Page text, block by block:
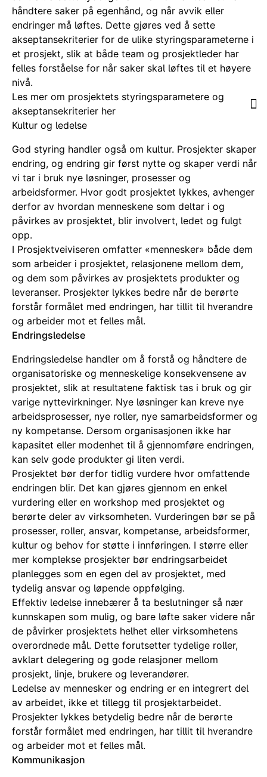
håndtere saker på egenhånd, og når avvik eller
endringer må løftes. Dette gjøres ved å sette
akseptansekriterier for de ulike styringsparameterne i
et prosjekt, slik at både team og prosjektleder har
felles forståelse for når saker skal løftes til et høyere
nivå.
Les mer om prosjektets styringsparametere og
akseptansekriterier her
Kultur og ledelse
God styring handler også om kultur. Prosjekter skaper
endring, og endring gir først nytte og skaper verdi når
vi tar i bruk nye løsninger, prosesser og
arbeidsformer. Hvor godt prosjektet lykkes, avhenger
derfor av hvordan menneskene som deltar i og
påvirkes av prosjektet, blir involvert, ledet og fulgt
opp.
I Prosjektveiviseren omfatter «mennesker» både dem
som arbeider i prosjektet, relasjonene mellom dem,
og dem som påvirkes av prosjektets produkter og
leveranser. Prosjekter lykkes bedre når de berørte
forstår formålet med endringen, har tillit til hverandre
og arbeider mot et felles mål.
Endringsledelse
Endringsledelse handler om å forstå og håndtere de
organisatoriske og menneskelige konsekvensene av
prosjektet, slik at resultatene faktisk tas i bruk og gir
varige nyttevirkninger. Nye løsninger kan kreve nye
arbeidsprosesser, nye roller, nye samarbeidsformer og
ny kompetanse. Dersom organisasjonen ikke har
kapasitet eller modenhet til å gjennomføre endringen,
kan selv gode produkter gi liten verdi.
Prosjektet bør derfor tidlig vurdere hvor omfattende
endringen blir. Det kan gjøres gjennom en enkel
vurdering eller en workshop med prosjektet og
berørte deler av virksomheten. Vurderingen bør se på
prosesser, roller, ansvar, kompetanse, arbeidsformer,
kultur og behov for støtte i innføringen. I større eller
mer komplekse prosjekter bør endringsarbeidet
planlegges som en egen del av prosjektet, med
tydelig ansvar og løpende oppfølging.
Effektiv ledelse innebærer å ta beslutninger så nær
kunnskapen som mulig, og bare løfte saker videre når
de påvirker prosjektets helhet eller virksomhetens
overordnede mål. Dette forutsetter tydelige roller,
avklart delegering og gode relasjoner mellom
prosjekt, linje, brukere og leverandører.
Ledelse av mennesker og endring er en integrert del
av arbeidet, ikke et tillegg til prosjektarbeidet.
Prosjekter lykkes betydelig bedre når de berørte
forstår formålet med endringen, har tillit til hverandre
og arbeider mot et felles mål.
Kommunikasjon